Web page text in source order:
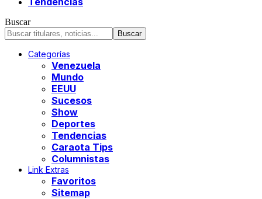
Buscar
Categorías
Venezuela
Mundo
EEUU
Sucesos
Show
Deportes
Tendencias
Caraota Tips
Columnistas
Link Extras
Favoritos
Sitemap